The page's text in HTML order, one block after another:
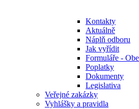
Kontakty
Aktuálně
Náplň odboru
Jak vyřídit
Formuláře -
Poplatky
Dokumenty
Legislativa
Veřejné zakázky
Vyhlášky a pravidla